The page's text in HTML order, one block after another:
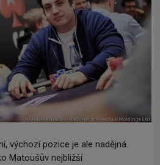
výchozí pozice je ale nadějná.
Matoušův nejbližší